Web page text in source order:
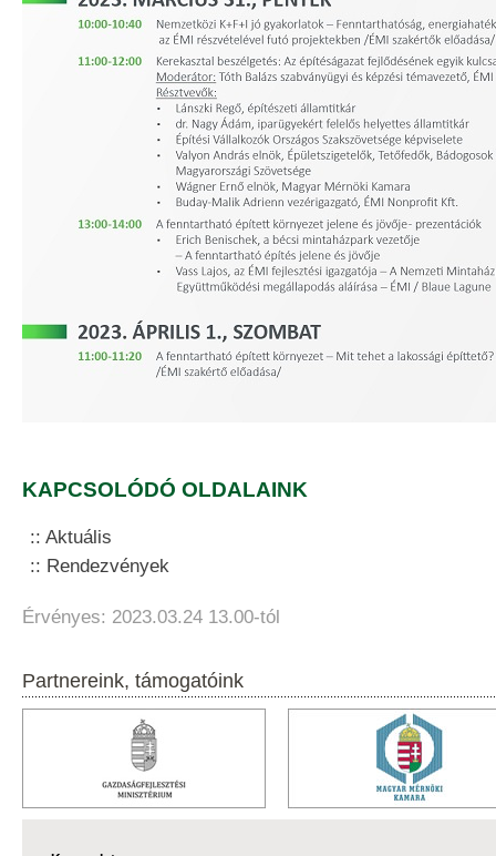
KAPCSOLÓDÓ OLDALAINK
Aktuális
Rendezvények
Érvényes: 2023.03.24 13.00-tól
Partnereink, támogatóink